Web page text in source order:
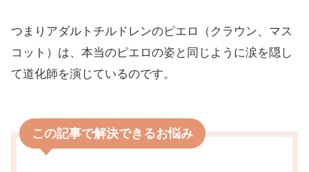
つまりアダルトチルドレンのピエロ（クラウン、マス
コット）は、本当のピエロの姿と同じように涙を隠し
て道化師を演じているのです。
この記事で解決できるお悩み